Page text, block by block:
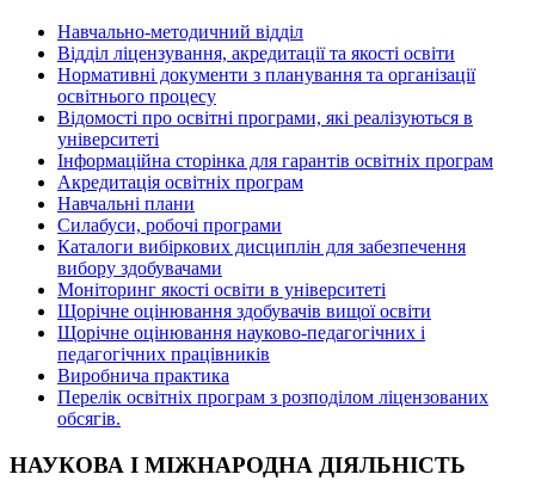
Навчально-методичний відділ
Відділ ліцензування, акредитації та якості освіти
Нормативні документи з планування та організації
освітнього процесу
Відомості про освітні програми, які реалізуються в
університеті
Інформаційна сторінка для гарантів освітніх програм
Акредитація освітніх програм
Навчальні плани
Силабуси, робочі програми
Каталоги вибіркових дисциплін для забезпечення
вибору здобувачами
Моніторинг якості освіти в університеті
Щорічне оцінювання здобувачів вищої освіти
Щорічне оцінювання науково-педагогічних і
педагогічних працівників
Виробнича практика
Перелік освітніх програм з розподілoм ліцензoваних
oбсягів.
НАУКОВА І МІЖНАРОДНА ДІЯЛЬНІСТЬ